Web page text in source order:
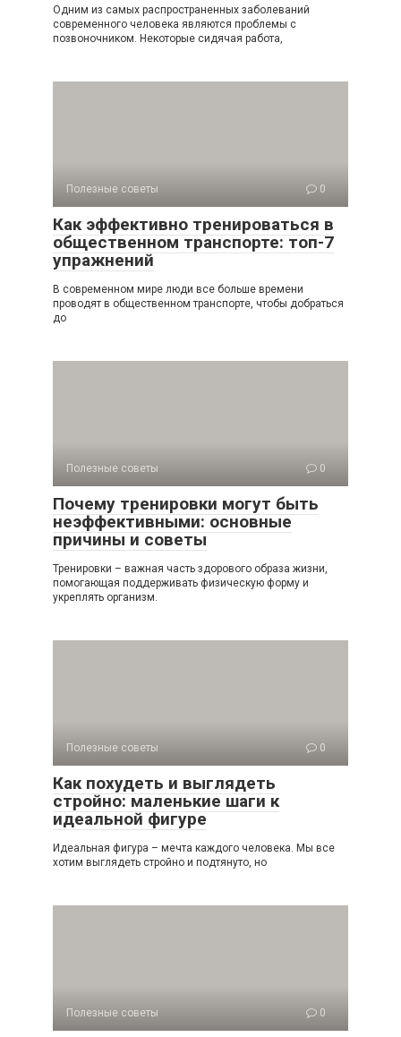
Одним из самых распространенных заболеваний
современного человека являются проблемы с
позвоночником. Некоторые сидячая работа,
Полезные советы 0
Как эффективно тренироваться в
общественном транспорте: топ-7
упражнений
В современном мире люди все больше времени
проводят в общественном транспорте, чтобы добраться
до
Полезные советы 0
Почему тренировки могут быть
неэффективными: основные
причины и советы
Тренировки – важная часть здорового образа жизни,
помогающая поддерживать физическую форму и
укреплять организм.
Полезные советы 0
Как похудеть и выглядеть
стройно: маленькие шаги к
идеальной фигуре
Идеальная фигура – мечта каждого человека. Мы все
хотим выглядеть стройно и подтянуто, но
Полезные советы 0